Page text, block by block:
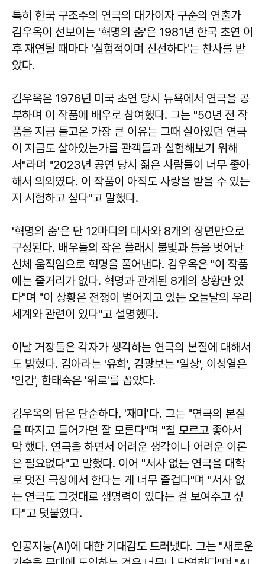
특히 한국 구조주의 연극의 대가이자 구순의 연출가
김우옥이 선보이는 '혁명의 춤'은 1981년 한국 초연 이
후 재연될 때마다 '실험적이며 신선하다'는 찬사를 받
았다.
김우옥은 1976년 미국 초연 당시 뉴욕에서 연극을 공
부하며 이 작품에 배우로 참여했다. 그는 "50년 전 작
품을 지금 들고온 가장 큰 이유는 그때 살아있던 연극
이 지금도 살아있는가를 관객들과 실험해보기 위해
서"라며 "2023년 공연 당시 젊은 사람들이 너무 좋아
해서 의외였다. 이 작품이 아직도 사랑을 받을 수 있는
지 시험하고 싶다"고 말했다.
'혁명의 춤'은 단 12마디의 대사와 8개의 장면만으로
구성된다. 배우들의 작은 플래시 불빛과 틀을 벗어난
신체 움직임으로 혁명을 풀어낸다. 김우옥은 "이 작품
에는 줄거리가 없다. 혁명과 관계된 8개의 상황만 있
다"며 "이 상황은 전쟁이 벌어지고 있는 오늘날의 우리
세계와 관련이 있다"고 설명했다.
이날 거장들은 각자가 생각하는 연극의 본질에 대해서
도 밝혔다. 김아라는 '유희', 김광보는 '일상', 이성열은
'인간', 한태숙은 '위로'를 꼽았다.
김우옥의 답은 단순하다. '재미'다. 그는 "연극의 본질
을 따지고 들어가면 잘 모른다"며 "철 모르고 좋아서
막 했다. 연극을 하면서 어려운 생각이나 어려운 이론
은 필요없다"고 말했다. 이어 "서사 없는 연극을 대학
로 멋진 극장에서 한다는 게 너무 즐겁다"며 "서사 없
는 연극도 그것대로 생명력이 있다는 걸 보여주고 싶
다"고 덧붙였다.
인공지능(AI)에 대한 기대감도 드러냈다. 그는 "새로운